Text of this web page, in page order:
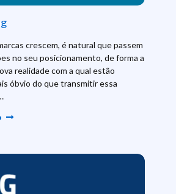
crescem, é natural que passem
no seu posicionamento, de forma a
realidade com a qual estão
óbvio do que transmitir essa